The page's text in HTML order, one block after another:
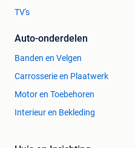
TV's
Auto-onderdelen
Banden en Velgen
Carrosserie en Plaatwerk
Motor en Toebehoren
Interieur en Bekleding